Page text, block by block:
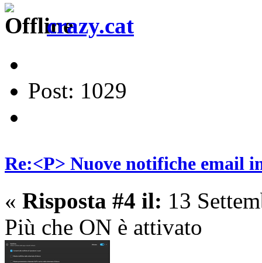
crazy.cat
Post: 1029
Re:<P> Nuove notifiche email
« Risposta #4 il: 13
Più che ON è attivato